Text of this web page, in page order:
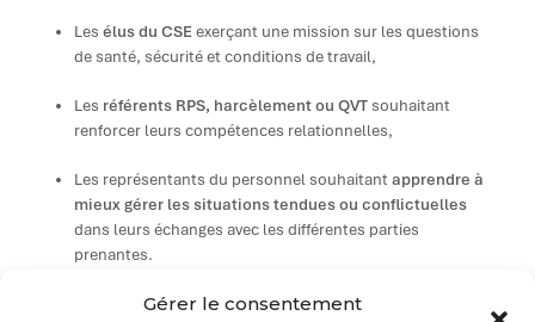
Gérer le consentement
Lesélus du CSEexerçant une mission sur les questions
de santé, sécurité et conditions de travail,
Les référents RPS, harcèlement ou QVT souhaitant
renforcer leurs compétences relationnelles,
Les représentants du personnel souhaitantapprendre à
mieux gérer les situations tendues ou conflictuelles
dans leurs échanges avec les différentes parties
prenantes.